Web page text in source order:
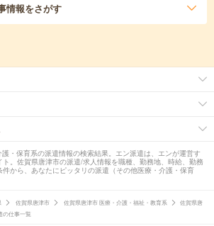
情報をさがす
・保育系の派遣情報の検索結果。エン派遣は、エンが運営す
。佐賀県唐津市の派遣/求人情報を職種、勤務地、時給、勤務
から、あなたにピッタリの派遣（その他医療・介護・保育
佐賀県唐津市 佐賀県唐津市 医療・介護・福祉・教育系
佐賀県唐
の仕事一覧